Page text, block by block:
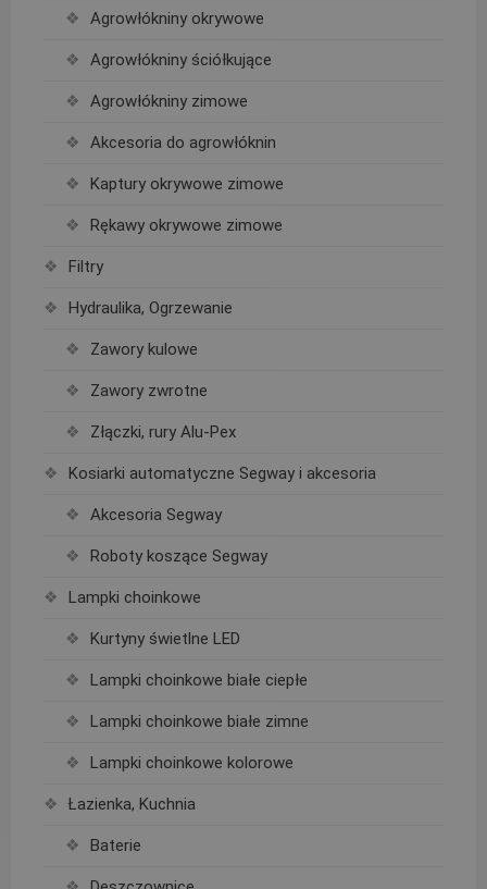
Agrowłókniny okrywowe
Agrowłókniny ściółkujące
Agrowłókniny zimowe
Akcesoria do agrowłóknin
Kaptury okrywowe zimowe
Rękawy okrywowe zimowe
Filtry
Hydraulika, Ogrzewanie
Zawory kulowe
Zawory zwrotne
Złączki, rury Alu-Pex
Kosiarki automatyczne Segway i akcesoria
Akcesoria Segway
Roboty koszące Segway
Lampki choinkowe
Kurtyny świetlne LED
Lampki choinkowe białe ciepłe
Lampki choinkowe białe zimne
Lampki choinkowe kolorowe
Łazienka, Kuchnia
Baterie